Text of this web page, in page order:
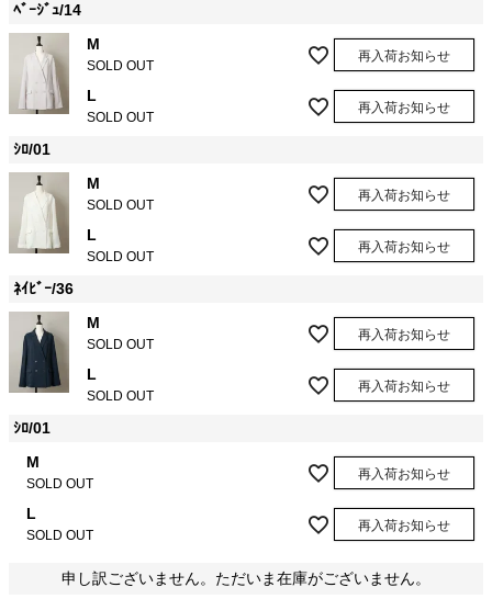
ﾍﾞｰｼﾞｭ/14
M
SOLD OUT
再入荷お知らせ
L
SOLD OUT
再入荷お知らせ
ｼﾛ/01
M
SOLD OUT
再入荷お知らせ
L
SOLD OUT
再入荷お知らせ
ﾈｲﾋﾞｰ/36
M
SOLD OUT
再入荷お知らせ
L
SOLD OUT
再入荷お知らせ
ｼﾛ/01
M
SOLD OUT
再入荷お知らせ
L
SOLD OUT
再入荷お知らせ
申し訳ございません。ただいま在庫がございません。